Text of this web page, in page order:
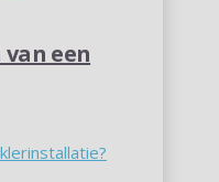
een